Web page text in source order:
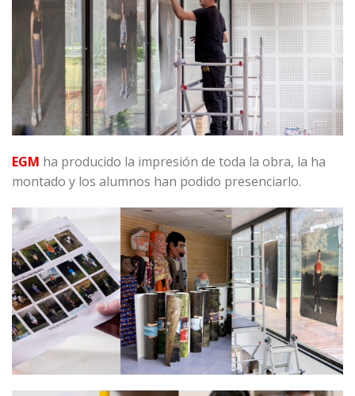
EGM ha producido la impresión de toda la obra, la ha
montado y los alumnos han podido presenciarlo.